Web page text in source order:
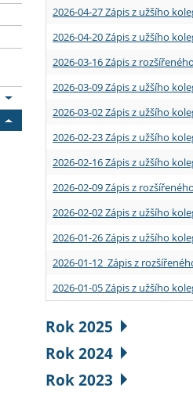
Absolventi fakulty
Vyjíždějící zaměstnanci
2026-04-27 Zápis z užšího
2026-04-20 Zápis z užšího
2026-03-16 Zápis z
2026-03-09 Zápis z užšího
2026-03-02 Zápis z užšího
2026-02-23 Zápis z užšího
2026-02-16 Zápis z užšího
2026-02-09 Zápis z
2026-02-02 Zápis z užšího
2026-01-26 Zápis z užšího
2026-01-12 Zápis z
2026-01-05 Zápis z užšího
Rok 2025
Rok 2024
Rok 2023